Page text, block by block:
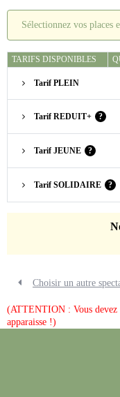
Sélectionnez vos places
TARIFS DISPONIBLES
Tarif PLEIN
Tarif REDUIT+ ?
Tarif JEUNE ?
Tarif SOLIDAIRE ?
Choisir un autre
(ATTENTION : Vous
apparaisse !)